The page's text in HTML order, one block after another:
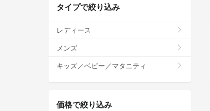
タイプで絞り込み
レディース
メンズ
キッズ／ベビー／マタニティ
価格で絞り込み